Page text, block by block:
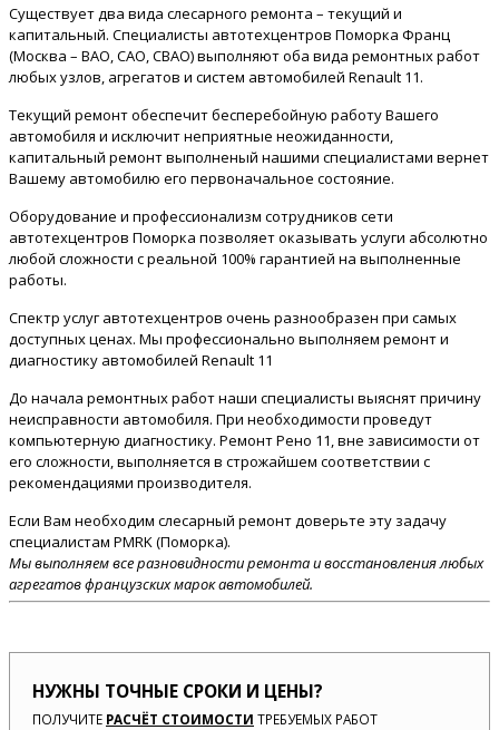
Существует два вида слесарного ремонта – текущий и
капитальный. Специалисты автотехцентров Поморка Франц
(Москва – ВАО, САО, СВАО) выполняют оба вида ремонтных работ
любых узлов, агрегатов и систем автомобилей Renault 11.
Текущий ремонт обеспечит бесперебойную работу Вашего
автомобиля и исключит неприятные неожиданности,
капитальный ремонт выполненый нашими специалистами вернет
Вашему автомобилю его первоначальное состояние.
Оборудование и профессионализм сотрудников сети
автотехцентров Поморка позволяет оказывать услуги абсолютно
любой сложности с реальной 100% гарантией на выполненные
работы.
Спектр услуг автотехцентров очень разнообразен при самых
доступных ценах. Мы профессионально выполняем ремонт и
диагностику автомобилей Renault 11
До начала ремонтных работ наши специалисты выяснят причину
неисправности автомобиля. При необходимости проведут
компьютерную диагностику. Ремонт Рено 11, вне зависимости от
его сложности, выполняется в строжайшем соответствии с
рекомендациями производителя.
Если Вам необходим слесарный ремонт доверьте эту задачу
специалистам PMRK (Поморка).
Мы выполняем все разновидности ремонта и восстановления любых
агрегатов французских марок автомобилей.
НУЖНЫ ТОЧНЫЕ СРОКИ И ЦЕНЫ?
ПОЛУЧИТЕ РАСЧЁТ СТОИМОСТИ ТРЕБУЕМЫХ РАБОТ